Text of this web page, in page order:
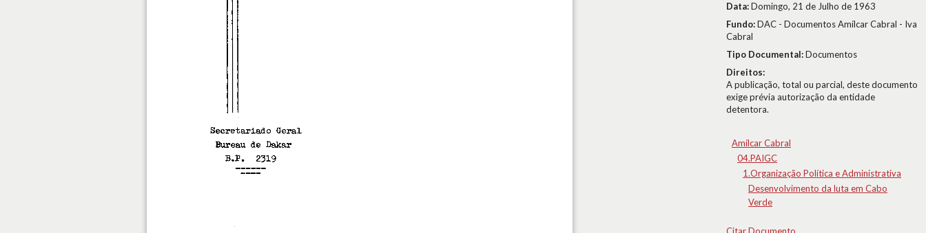
Data:Domingo, 21 de Julho de 1963
Fundo:DAC - Documentos Amílcar Cabral - Iva
Cabral
Tipo Documental:Documentos
Direitos:
A publicação, total ou parcial, deste documento
exige prévia autorização da entidade
detentora.
Amílcar Cabral
04.PAIGC
1.Organização Política e Administrativa
Desenvolvimento da luta em Cabo
Verde